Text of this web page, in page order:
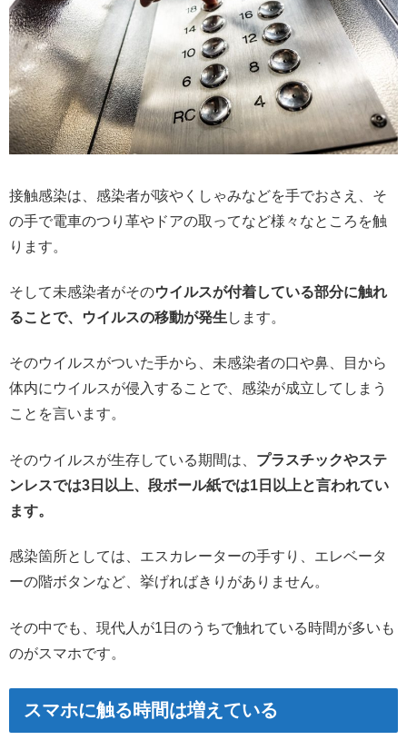
接触感染は、感染者が咳やくしゃみなどを手でおさえ、そ
の手で電車のつり革やドアの取ってなど様々なところを触
ります。
そして未感染者がそのウイルスが付着している部分に触れ
ることで、ウイルスの移動が発生 します。
そのウイルスがついた手から、未感染者の口や鼻、目から
体内にウイルスが侵入することで、感染が成立してしまう
ことを言います。
そのウイルスが生存している期間は、 プラスチックやステ
ンレスでは3日以上、段ボール紙では1日以上と言われてい
ます。
感染箇所としては、エスカレーターの手すり、エレベータ
ーの階ボタンなど、挙げればきりがありません。
その中でも、現代人が1日のうちで触れている時間が多いも
のがスマホです。
スマホに触る時間は増えている